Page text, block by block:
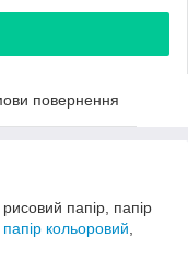
повернення
рисовий папір, папір
папір кольоровий